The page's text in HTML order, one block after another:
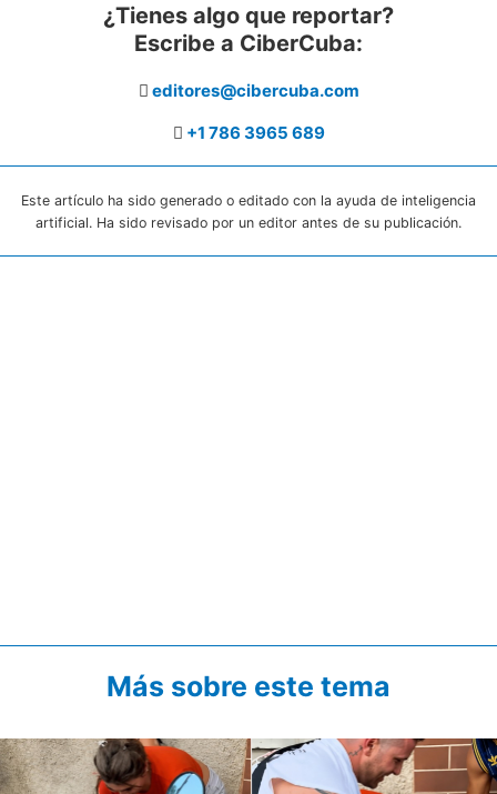
¿Tienes algo que reportar?
Escribe a CiberCuba:
editores@cibercuba.com
+1 786 3965 689
Este artículo ha sido generado o editado con la ayuda de inteligencia
artificial. Ha sido revisado por un editor antes de su publicación.
Más sobre este tema